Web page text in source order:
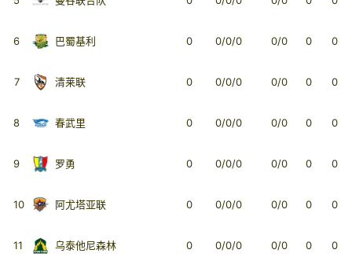
6 巴蜀基利 0 0/0/0 0/0 0 0
7 清莱联 0 0/0/0 0/0 0 0
8 春武里 0 0/0/0 0/0 0 0
9 罗勇 0 0/0/0 0/0 0 0
10 阿尤塔亚联 0 0/0/0 0/0 0 0
11 乌泰他尼森林 0 0/0/0 0/0 0 0